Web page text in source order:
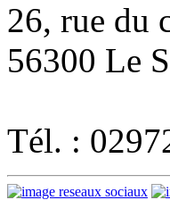
26, rue du
56300 Le
Tél. :